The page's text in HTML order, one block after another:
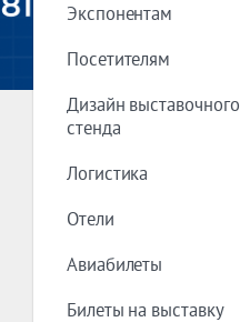
Экспонентам
Посетителям
Дизайн выставочного
стенда
Логистика
Отели
Авиабилеты
Билеты на выставку